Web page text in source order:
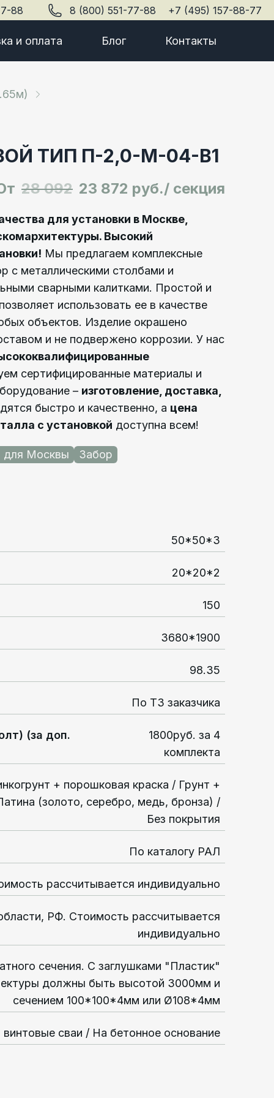
88 8 (800) 551-77-88 +7 (495) 157-88-77
и оплата Блог Контакты
ТИП П-2,0-М-04-В1
28 092 23 872 руб./ секция
для установки в Москве,
Высокий
Мы предлагаем комплексные
с металлическими столбами и
сварными калитками. Простой и
использовать ее в качестве
объектов. Изделие окрашено
и не подвержено коррозии. У нас
сертифицированные материалы и
– изготовление, доставка,
быстро и качественно, а цена
с установкой доступна всем!
для Москвы Забор
50*50*3
20*20*2
150
3680*1900
98.35
По ТЗ заказчика
(за доп.
1800руб. за 4
комплекта
+ порошковая краска / Грунт +
(золото, серебро, медь, бронза) /
Без покрытия
По каталогу РАЛ
рассчитывается индивидуально
РФ. Стоимость рассчитывается
индивидуально
сечения. С заглушками "Пластик"
должны быть высотой 3000мм и
сечением 100*100*4мм или Ø108*4мм
сваи / На бетонное основание